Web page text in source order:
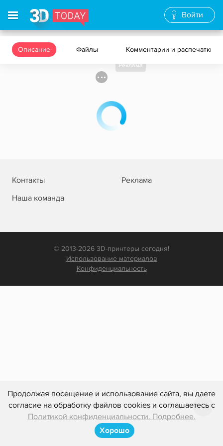
Продолжая посещение и использование сайта, вы даете
согласие на обработку файлов cookies и соглашаетесь с
Политикой конфиденциальности. Подробнее.
Хорошо
Войти
Описание Файлы Комментарии и распечатки
Реклама
Контакты
Реклама
Наша команда
© 2013-2026 3D-принтеры сегодня!
Использование материалов
Конфиденциальность